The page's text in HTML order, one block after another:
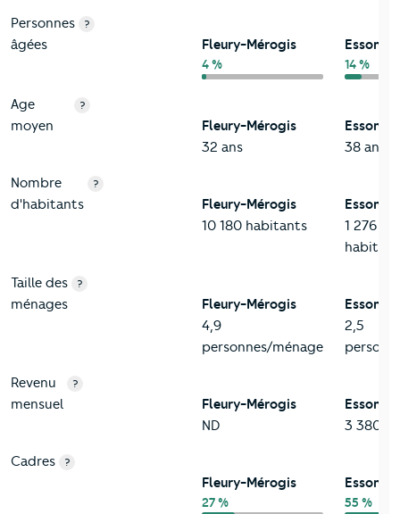
Personnes
âgées
?
Fleury-Mérogis
4 %
Essonne
14 %
Age
moyen
?
Fleury-Mérogis
32 ans
Essonne
38 ans
Nombre
d'habitants
?
Fleury-Mérogis
10 180 habitants
Essonne
1 276
Taille des
ménages
?
Fleury-Mérogis
4,9
personnes/ménage
Essonne
2,5
Revenu
mensuel
?
Fleury-Mérogis
ND
Essonne
3 380
Cadres ?
Fleury-Mérogis
27 %
Essonne
55 %